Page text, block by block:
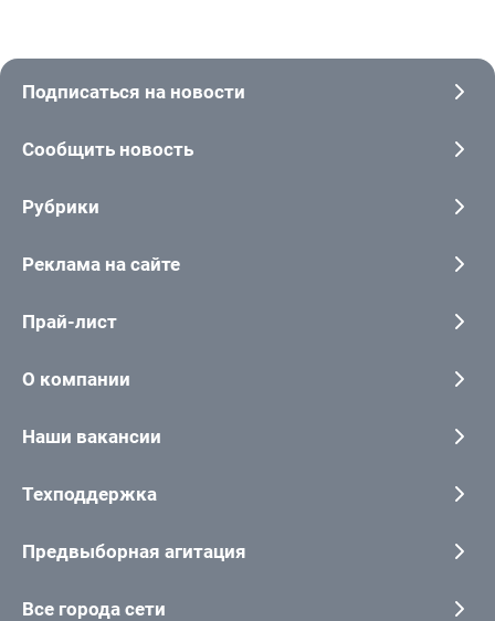
Подписаться на новости
Сообщить новость
Рубрики
Реклама на сайте
Прай-лист
О компании
Наши вакансии
Техподдержка
Предвыборная агитация
Все города сети